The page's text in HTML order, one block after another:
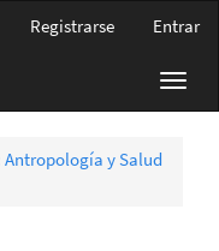
Registrarse Entrar
Antropología y Salud